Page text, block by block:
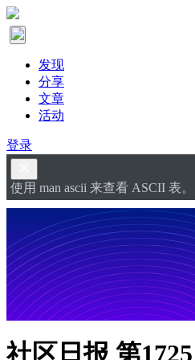
发现
分享
文章
活动
登录
使用 man ascii 来查看 ASCII 表。
社区日报 第